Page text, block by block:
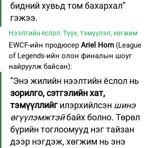
бидний хувьд том бахархал”
гэжээ.
Нээлтийн ёслол: Түүх, тэмүүлэл, хөгжим
EWCF-ийн продюсер Ariel Horn (League
of Legends-ийн олон финалын шоуг
найруулж байсан):
“Энэ жилийн нээлтийн ёслол нь
зорилго, сэтгэлийн хат,
тэмүүллийг илэрхийлсэн шинэ
өгүүлэмжтэй байх болно. Төрөл
бүрийн тоглоомууд нэг тайзан
дээр нэгдэж, хөгжим нь энэ